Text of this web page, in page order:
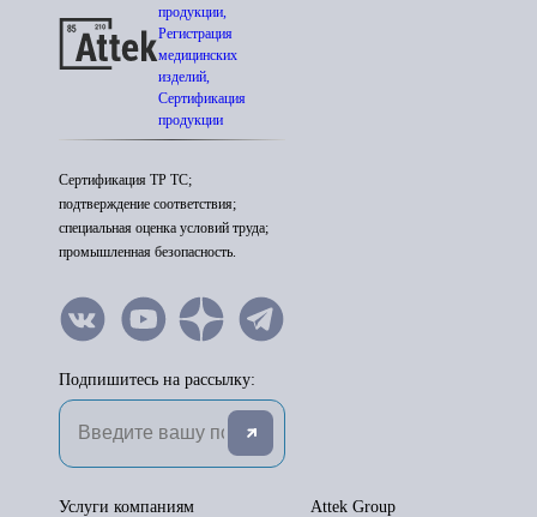
продукции,
Регистрация
медицинских
изделий,
Сертификация
продукции
Сертификация ТР ТС;
подтверждение соответствия;
специальная оценка условий труда;
промышленная безопасность.
Подпишитесь на рассылку:
Attek Group
Услуги компаниям